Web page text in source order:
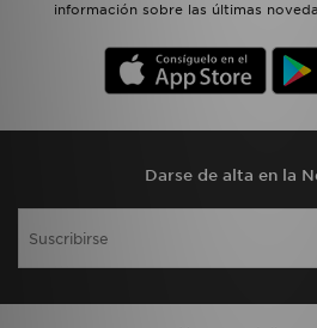
información sobre las últimas
Darse de alta en la